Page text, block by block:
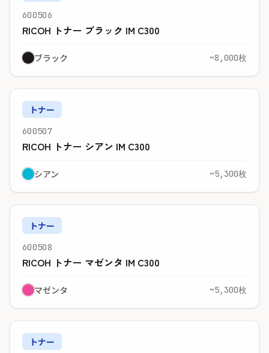
600506
RICOH トナー ブラック IM C300
ブラック ~8,000枚
トナー
600507
RICOH トナー シアン IM C300
シアン ~5,300枚
トナー
600508
RICOH トナー マゼンタ IM C300
マゼンタ ~5,300枚
トナー